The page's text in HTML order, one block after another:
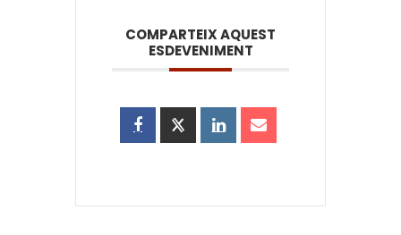
COMPARTEIX AQUEST
ESDEVENIMENT